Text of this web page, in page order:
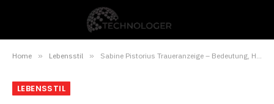
Home » Lebensstil » Sabine Pistorius Traueranzeige – Bedeutung, Hintergrund und öffentliches Interesse
LEBENSSTIL